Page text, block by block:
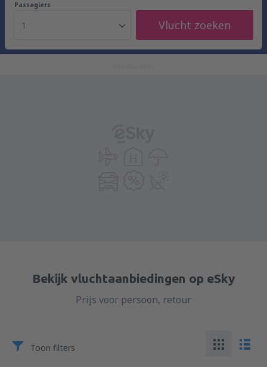
Passagiers
1 Vlucht zoeken
Bekijk vluchtaanbiedingen op eSky
Prijs voor persoon, retour
Toon filters